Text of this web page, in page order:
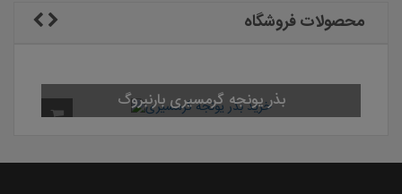
محصولات فروشگاه
بذر یونجه گرمسیری